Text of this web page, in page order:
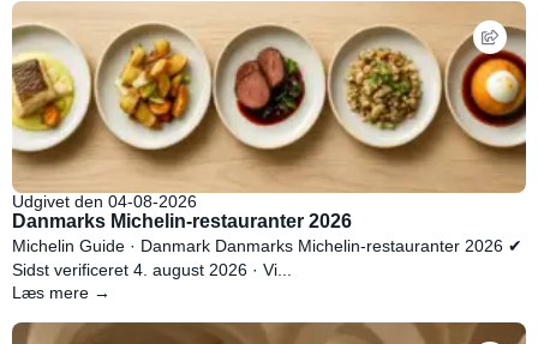
Udgivet den 04-08-2026
Danmarks Michelin-restauranter 2026
Michelin Guide · Danmark Danmarks Michelin-restauranter 2026 ✔
Sidst verificeret 4. august 2026 · Vi...
Læs mere →